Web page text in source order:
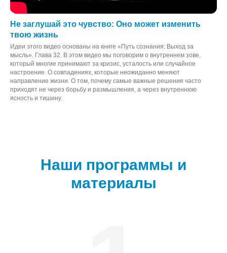
Не заглушай это чувство: Оно может изменить
твою жизнь
Идеи этого видео основаны на книге «Путь сознания: Выход за
мысль». Глава 32. В этом видео мы поговорим о внутреннем зове,
который многие принимают за кризис, усталость или случайное
настроение. О совпадениях, которые неожиданно меняют
направление жизни. О том, почему самые важные решения часто
приходят не через борьбу и размышления, а через внутреннюю
ясность и тишину.
Наши программы и
материалы